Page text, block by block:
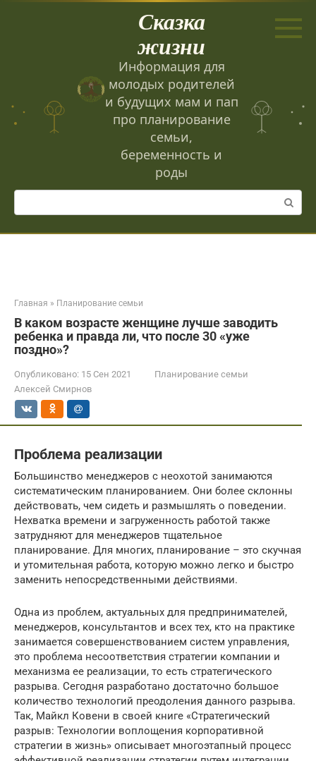
Сказка
жизни
Информация для
молодых родителей
и будущих мам и пап
про планирование
семьи,
беременность и
роды
Поиск:
Главная » Планирование семьи
В каком возрасте женщине лучше заводить
ребенка и правда ли, что после 30 «уже
поздно»?
Опубликовано: 15 Сен 2021
Планирование семьи
Алексей Смирнов
Проблема реализации
Большинство менеджеров с неохотой занимаются
систематическим планированием. Они более склонны
действовать, чем сидеть и размышлять о поведении.
Нехватка времени и загруженность работой также
затрудняют для менеджеров тщательное
планирование. Для многих, планирование – это скучная
и утомительная работа, которую можно легко и быстро
заменить непосредственными действиями.
Одна из проблем, актуальных для предпринимателей,
менеджеров, консультантов и всех тех, кто на практике
занимается совершенствованием систем управления,
это проблема несоответствия стратегии компании и
механизма ее реализации, то есть стратегического
разрыва. Сегодня разработано достаточно большое
количество технологий преодоления данного разрыва.
Так, Майкл Ковени в своей книге «Стратегический
разрыв: Технологии воплощения корпоративной
стратегии в жизнь» описывает многоэтапный процесс